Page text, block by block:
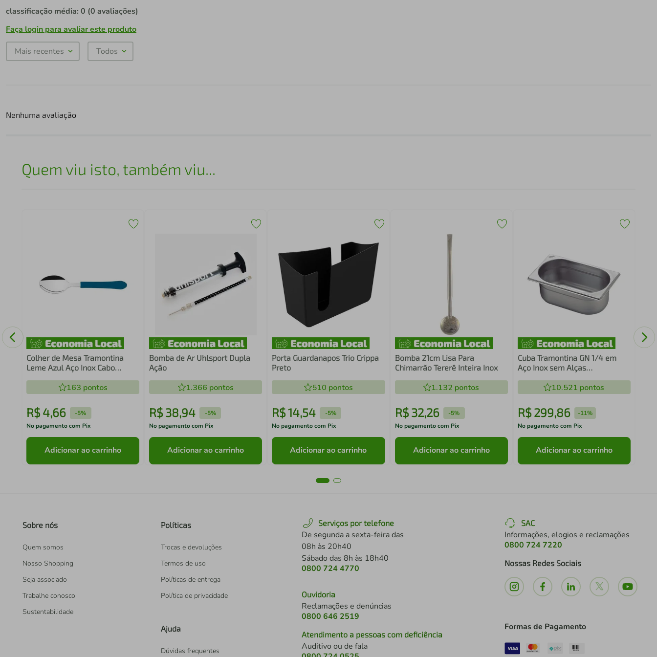
classificação média: 0 (0 avaliações)
Faça login para avaliar este produto
Mais recentes Todos
Nenhuma avaliação
Quem viu isto, também viu...
Colher de Mesa Tramontina
Leme Azul Aço Inox Cabo
163 pontos
R$ 4,66 -5%
No pagamento com Pix
Adicionar ao carrinho
Bomba de Ar Uhlsport Dupla
Ação
1.366 pontos
R$ 38,94 -5%
No pagamento com Pix
Adicionar ao carrinho
Porta Guardanapos Trio Crippa
Preto
510 pontos
R$14,54 -5%
No pagamento com Pix
Adicionar ao carrinho
Bomba 21cm Lisa Para
Chimarrão Tererê Inteira Inox
1.132 pontos
R$ 32,26 -5%
No pagamento com Pix
Adicionar ao carrinho
Cuba Tramontina GN 1/4 em
Aço Inox sem Alças
10.521 pontos
R$ 299,86 -11%
No pagamento com Pix
Adicionar ao carrinho
Sobre nós
Quem somos
Nosso Shopping
Seja associado
Trabalhe conosco
Sustentabilidade
Políticas
Trocas e devoluções
Termos de uso
Políticas de entrega
Política de privacidade
Ajuda
Dúvidas frequentes
Serviços por telefone
De segunda a sexta-feira das
08h às 20h40
Sábado das 8h às 18h40
0800 724 4770
Ouvidoria
Reclamações e denúncias
0800 646 2519
Atendimento a pessoas com deficiência
Auditivo ou de fala
SAC
Informações, elogios e reclamações
0800 724 7220
Nossas Redes Sociais
Formas de Pagamento